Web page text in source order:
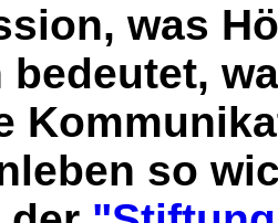
was
bedeutet,
so